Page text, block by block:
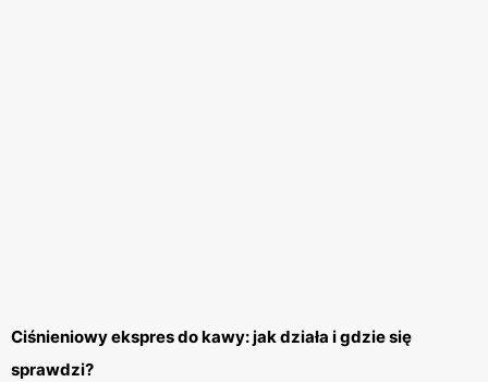
Ciśnieniowy ekspres do kawy: jak działa i gdzie się
sprawdzi?